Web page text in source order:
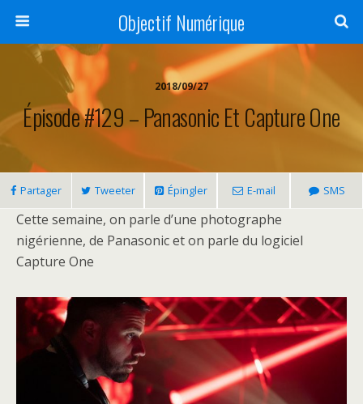
Objectif Numérique
2018/09/27
Épisode #129 – Panasonic Et Capture One
Partager Tweeter Épingler E-mail SMS
Cette semaine, on parle d’une photographe
nigérienne, de Panasonic et on parle du logiciel
Capture One